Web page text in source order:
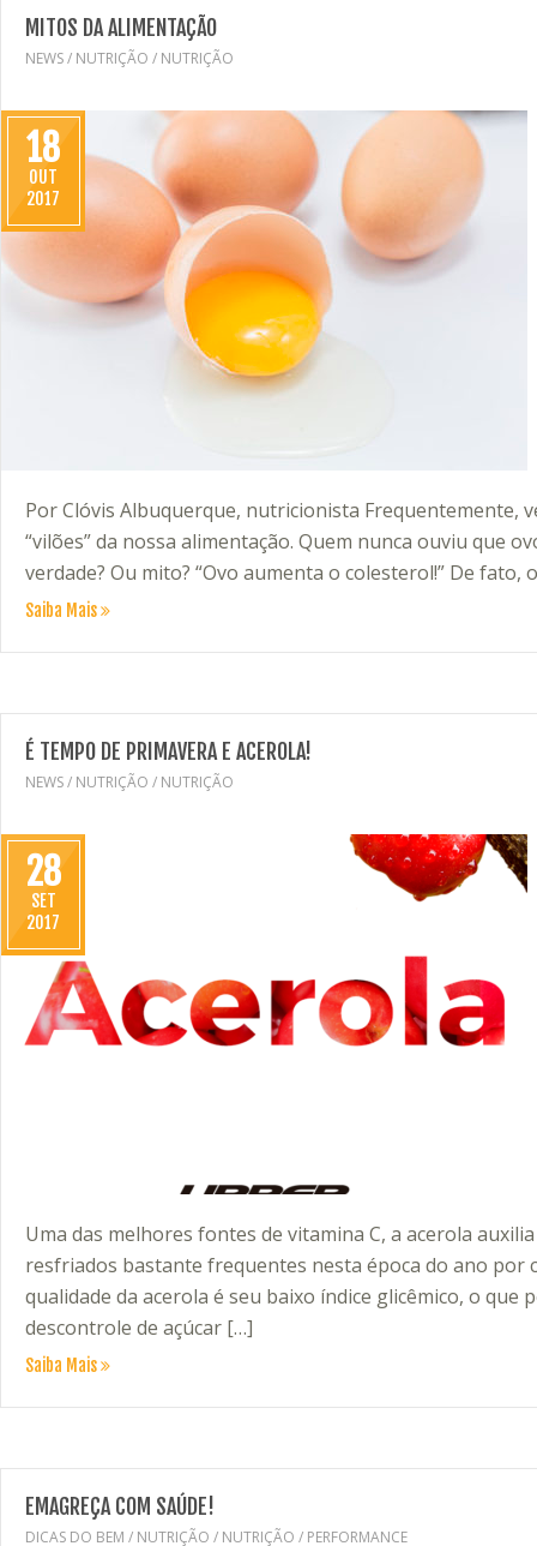
MITOS DA ALIMENTAÇÃO
NEWS/ NUTRIÇÃO / NUTRIÇÃO
18
OUT
2017
Por Clóvis Albuquerque, nutricionista Frequentemente,
“vilões” da nossa alimentação. Quem nunca ouviu que
verdade? Ou mito? “Ovo aumenta o colesterol!” De
Saiba Mais
É TEMPO DE PRIMAVERA E ACEROLA!
NEWS/ NUTRIÇÃO / NUTRIÇÃO
28
SET
2017
Uma das melhores fontes de vitamina C, a acerola
resfriados bastante frequentes nesta época do ano por
qualidade da acerola é seu baixo índice glicêmico, o
descontrole de açúcar […]
Saiba Mais
EMAGREÇA COM SAÚDE!
DICAS DO BEM / NUTRIÇÃO / NUTRIÇÃO / PERFORMANCE